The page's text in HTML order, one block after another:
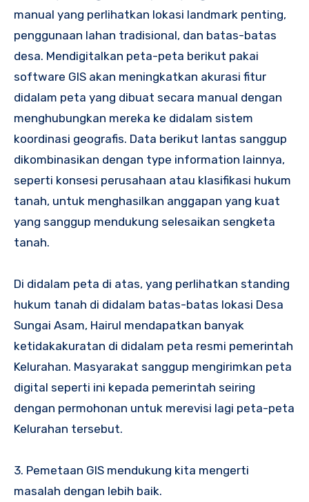
manual yang perlihatkan lokasi landmark penting,
penggunaan lahan tradisional, dan batas-batas
desa. Mendigitalkan peta-peta berikut pakai
software GIS akan meningkatkan akurasi fitur
didalam peta yang dibuat secara manual dengan
menghubungkan mereka ke didalam sistem
koordinasi geografis. Data berikut lantas sanggup
dikombinasikan dengan type information lainnya,
seperti konsesi perusahaan atau klasifikasi hukum
tanah, untuk menghasilkan anggapan yang kuat
yang sanggup mendukung selesaikan sengketa
tanah.
Di didalam peta di atas, yang perlihatkan standing
hukum tanah di didalam batas-batas lokasi Desa
Sungai Asam, Hairul mendapatkan banyak
ketidakakuratan di didalam peta resmi pemerintah
Kelurahan. Masyarakat sanggup mengirimkan peta
digital seperti ini kepada pemerintah seiring
dengan permohonan untuk merevisi lagi peta-peta
Kelurahan tersebut.
3. Pemetaan GIS mendukung kita mengerti
masalah dengan lebih baik.